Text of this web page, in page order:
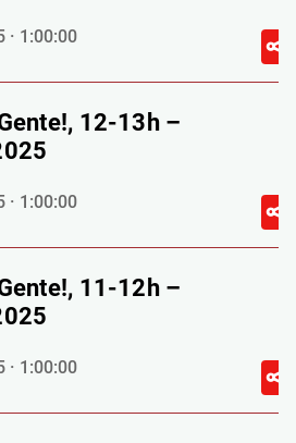
· 1:00:00
12-13h –
· 1:00:00
11-12h –
· 1:00:00